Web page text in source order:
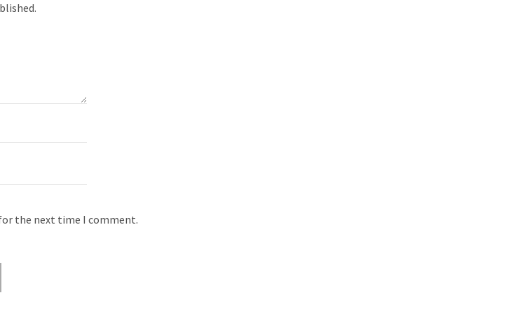
the next time I comment.